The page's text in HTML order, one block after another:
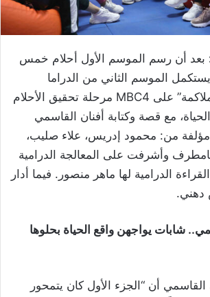
بعد أن رسم الموسم الأول أحلام خمس
الموسم الثاني من الدراما
السعودية “بنات الملاكمة” على MBC4 مرحلة تحقيق الأحلام
مع قصة وكتابة أفنان القاسمي
من: محمود إدريس، علاء صليب،
وأشرفت على المعالجة الدرامية
الدرامية لها ماهر منصور. فيما أدار
دهني.
شابات يواجهن واقع الحياة بحلوها
القاسمي أن “الجزء الأول كان يتمحور